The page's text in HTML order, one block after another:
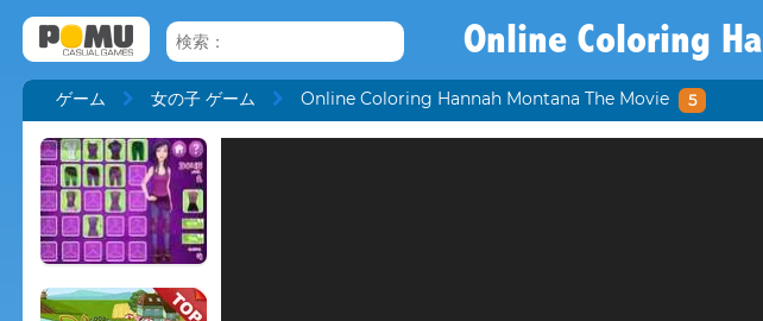
Online Coloring
ゲーム 女の子 ゲーム Online Coloring Hannah Montana The Movie 5